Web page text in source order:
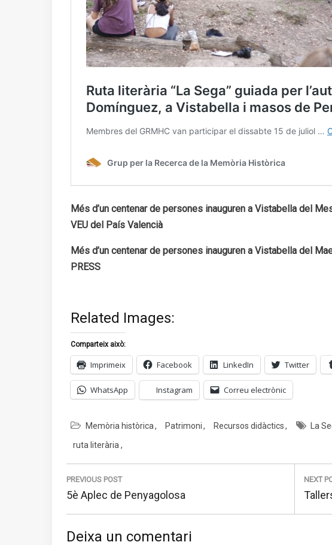
Més d’un centenar de persones inauguren a Vistabella del
VEU del País Valencià
Més d’un centenar de persones inauguren a Vistabella del
PRESS
Related Images:
Comparteix això:
Imprimeix Facebook LinkedIn Twitter
WhatsApp Instagram Correu electrònic
Memòria històrica Patrimoni Recursos didàctics La
ruta literària
Navegació
d'entrades
PREVIOUS POST
Previous
post:
5è Aplec de Penyagolosa
NEXT
Next
post:
Deixa un comentari